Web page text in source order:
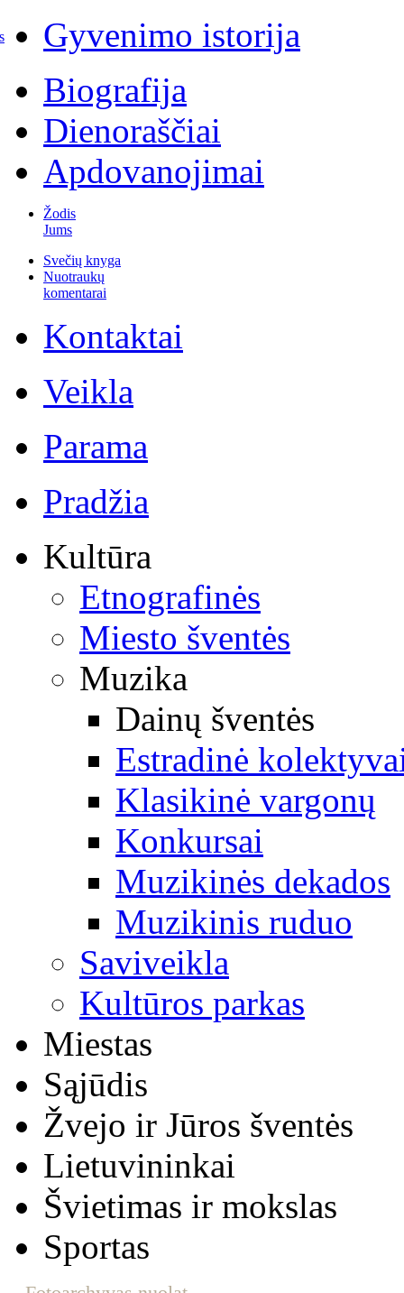
Gyvenimo istorija
Biografija
Dienoraščiai
Apdovanojimai
Žodis
Jums
Svečių knyga
Nuotraukų
komentarai
Kontaktai
Veikla
Parama
Pradžia
Kultūra
Etnografinės
Miesto šventės
Muzika
Dainų šventės
Estradinė
Klasikinė vargonų
Konkursai
Muzikinės dekados
Muzikinis ruduo
Saviveikla
Kultūros parkas
Miestas
Sąjūdis
Žvejo ir Jūros šventės
Lietuvininkai
Švietimas ir mokslas
Sportas